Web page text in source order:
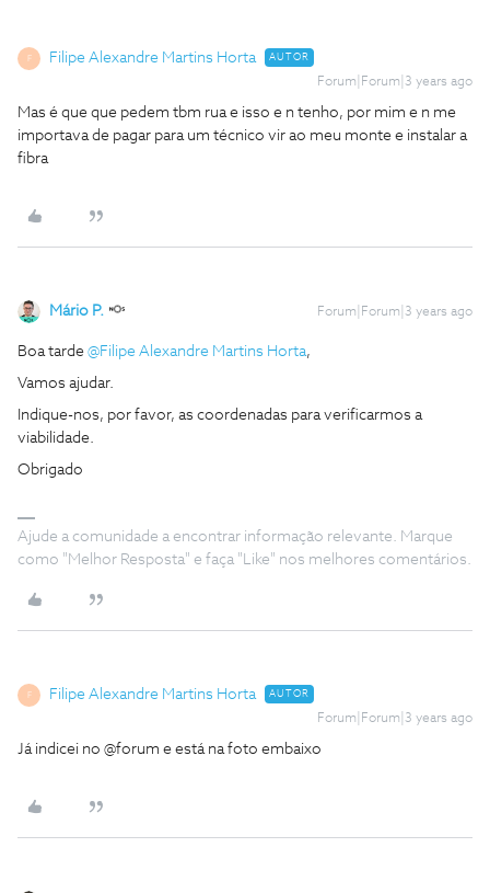
F Filipe Alexandre Martins Horta AUTOR
Forum|Forum|3 years ago
Mas é que que pedem tbm rua e isso e n tenho, por mim e n me
importava de pagar para um técnico vir ao meu monte e instalar a
fibra
Mário P. Forum|Forum|3 years ago
Boa tarde @Filipe Alexandre Martins Horta,
Vamos ajudar.
Indique-nos, por favor, as coordenadas para verificarmos a
viabilidade.
Obrigado
Ajude a comunidade a encontrar informação relevante. Marque
como "Melhor Resposta" e faça "Like" nos melhores comentários.
F Filipe Alexandre Martins Horta AUTOR
Forum|Forum|3 years ago
Já indicei no @forum e está na foto embaixo